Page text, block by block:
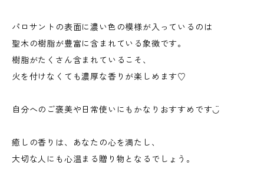
パロサントの表面に濃い色の模様が入っているのは
聖木の樹脂が豊富に含まれている象徴です。
樹脂がたくさん含まれているこそ、
火を付けなくても濃厚な香りが楽しめます♡
自分へのご褒美や日常使いにもかなりおすすめです◡̈
癒しの香りは、あなたの心を満たし、
大切な人にも心温まる贈り物となるでしょう。